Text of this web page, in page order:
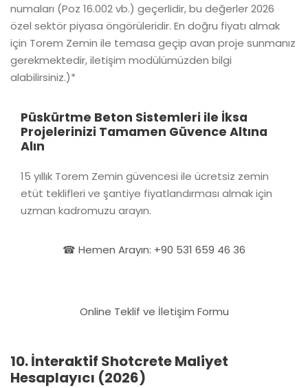
numaları (Poz 16.002 vb.) geçerlidir, bu değerler 2026
özel sektör piyasa öngörüleridir. En doğru fiyatı almak
için Torem Zemin ile temasa geçip avan proje sunmanız
gerekmektedir, iletişim modülümüzden bilgi
alabilirsiniz.)*
Püskürtme Beton Sistemleri ile İksa
Projelerinizi Tamamen Güvence Altına
Alın
15 yıllık Torem Zemin güvencesi ile ücretsiz zemin
etüt teklifleri ve şantiye fiyatlandırması almak için
uzman kadromuzu arayın.
☎ Hemen Arayın: +90 531 659 46 36
Online Teklif ve İletişim Formu
10. İnteraktif Shotcrete Maliyet
Hesaplayıcı (2026)